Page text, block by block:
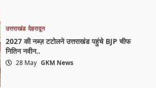
उत्तराखंड देहरादून
2027 की नब्ज़ टटोलने उत्तराखंड पहुंचे BJP चीफ
नितिन नवीन..
28 May GKM News